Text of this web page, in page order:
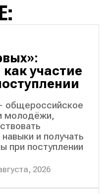
как участие
общероссийское
молодёжи,
и получать
при поступлении
2026